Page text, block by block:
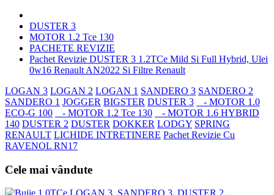
DUSTER 3
MOTOR 1.2 Tce 130
PACHETE REVIZIE
Pachet Revizie DUSTER 3 1.2TCe Mild Si Full Hybrid, Ulei
0w16 Renault AN2022 Si Filtre Renault
LOGAN 3 LOGAN 2 LOGAN 1 SANDERO 3 SANDERO 2
SANDERO 1 JOGGER BIGSTER DUSTER 3
- MOTOR 1.0
ECO-G 100
- MOTOR 1.2 Tce 130
- MOTOR 1.6 HYBRID
140 DUSTER 2 DUSTER DOKKER LODGY SPRING
RENAULT LICHIDE INTRETINERE Pachet Revizie Cu
RAVENOL RN17
Cele mai vândute